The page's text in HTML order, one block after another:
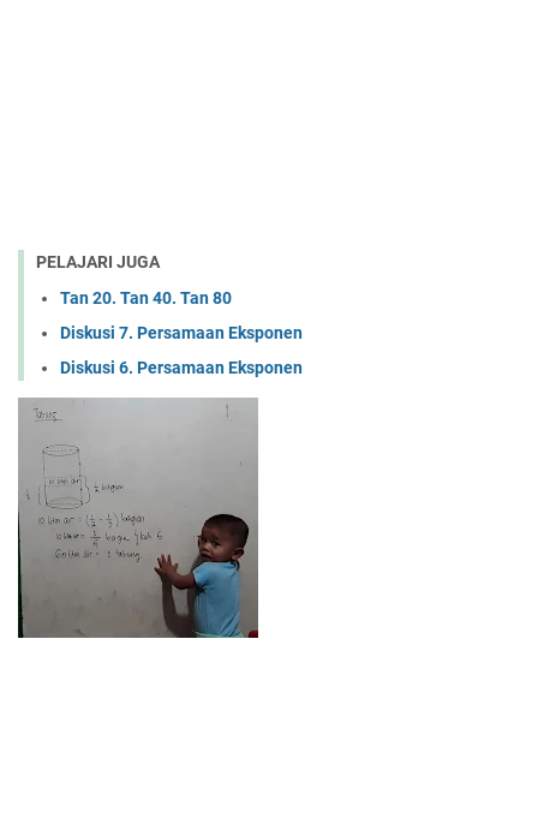
PELAJARI JUGA
Tan 20. Tan 40. Tan 80
Diskusi 7. Persamaan Eksponen
Diskusi 6. Persamaan Eksponen